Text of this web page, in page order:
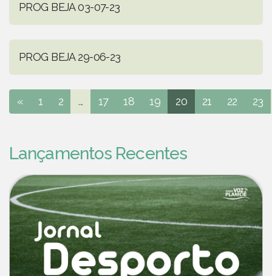
PROG BEJA 03-07-23
PROG BEJA 29-06-23
« 1 2 ... 17 18 19 20 21 22 23
Lançamentos Recentes